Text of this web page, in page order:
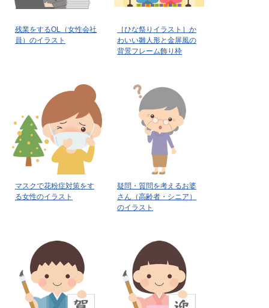
残業をするOL（女性会社
員）のイラスト
［ひな祭りイラスト］か
わいい雛人形と金屏風の
背景フレーム飾り枠
マスクで花粉症対策をす
る女性のイラスト
疑問・質問を考えるお婆
さん（高齢者・シニア）
のイラスト